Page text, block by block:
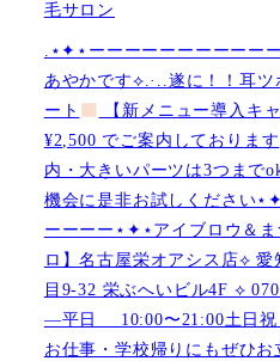
毛サロン
.⋆✦⋆ーーーーーーーーーー
あやかです︎⟡.·..遂に！！耳
ート
【新メニュー導入キ
¥2,500 でご案内しております
内・大きいパーツは3つまで
機会に是非お試しください
ーーーー⋆✦⋆アイブロウ＆
ロ】名古屋栄オアシス店︎︎⟡
目9-32 栄ぶへいビル4F ︎︎⟡
—平日 10:00〜21:00土
お仕事・学校帰りにもぜひお